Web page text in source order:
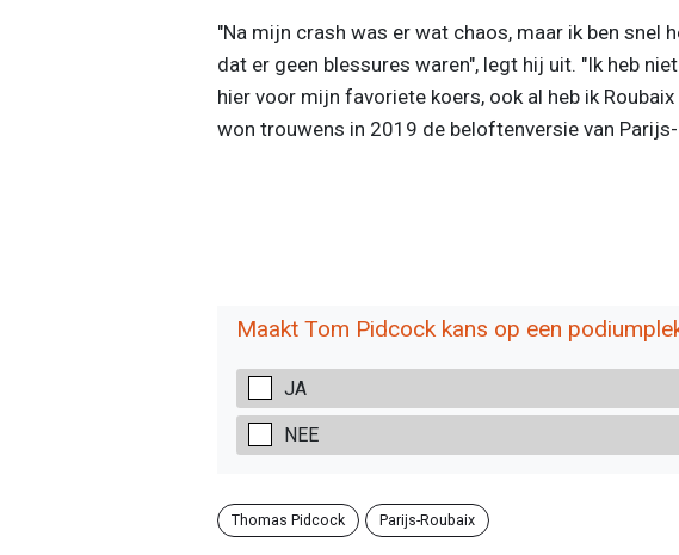
"Na mijn crash was er wat chaos, maar ik ben snel
dat er geen blessures waren", legt hij uit. "Ik heb
hier voor mijn favoriete koers, ook al heb ik
won trouwens in 2019 de beloftenversie van
Maakt Tom Pidcock kans op een
JA
NEE
Thomas Pidcock Parijs-Roubaix